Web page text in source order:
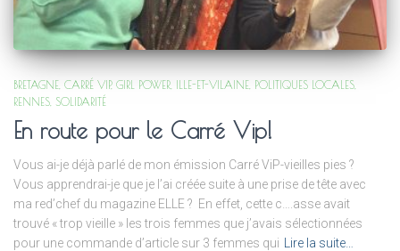
BRETAGNE CARRÉ VIP GIRL POWER ILLE-ET-VILAINE POLITIQUES LOCALES
RENNES SOLIDARITÉ
En route pour le Carré Vip!
Vous ai-je déjà parlé de mon émission Carré ViP-vieilles pies ?
Vous apprendrai-je que je l’ai créée suite à une prise de tête avec
ma red’chef du magazine ELLE ? En effet, cette c….asse avait
trouvé « trop vieille » les trois femmes que j’avais sélectionnées
pour une commande d’article sur 3 femmes qui
Lire la suite…